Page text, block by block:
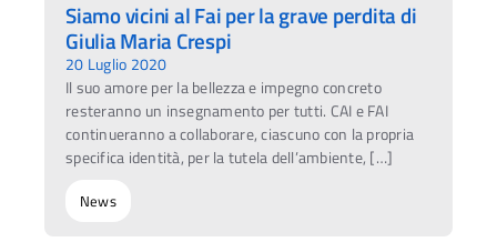
Siamo vicini al Fai per la grave perdita di
Giulia Maria Crespi
20 Luglio 2020
Il suo amore per la bellezza e impegno concreto
resteranno un insegnamento per tutti. CAI e FAI
continueranno a collaborare, ciascuno con la propria
specifica identità, per la tutela dell’ambiente, […]
News